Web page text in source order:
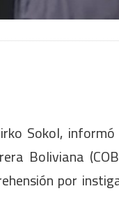
Sokol,
Boliviana
por